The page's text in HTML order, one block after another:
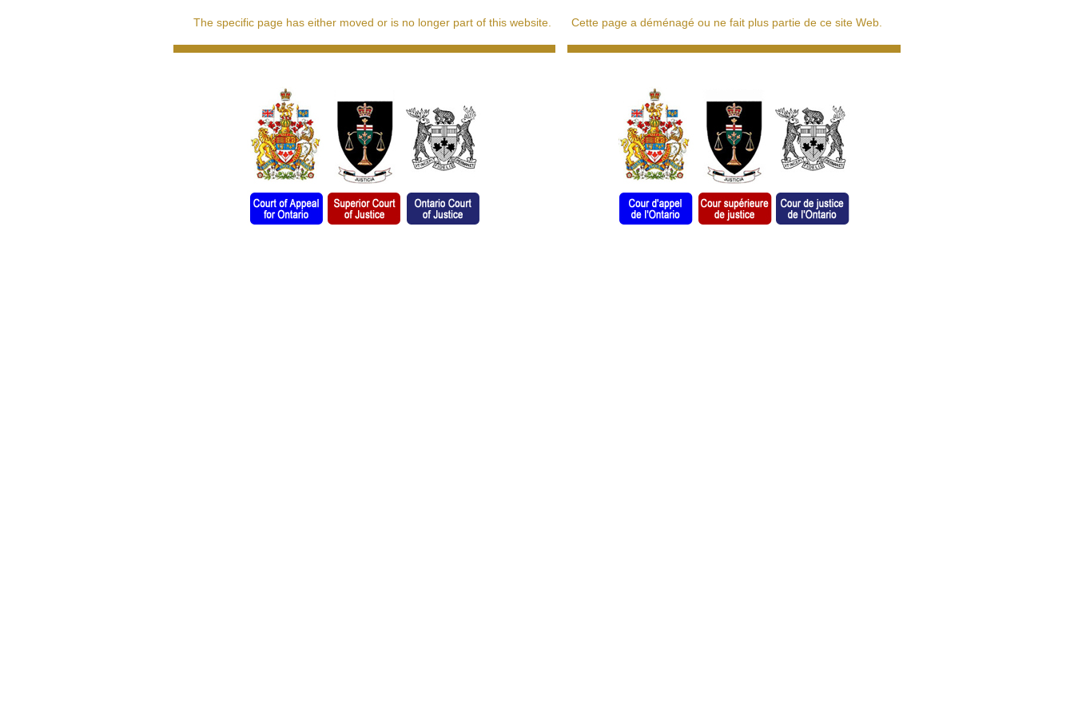
The specific page has either moved or is no longer part of this website. Cette page a déménagé ou ne fait plus partie de ce site Web.